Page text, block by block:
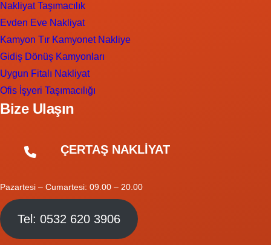
Nakliyat Taşımacılık
Evden Eve Nakliyat
Kamyon Tır Kamyonet Nakliye
Gidiş Dönüş Kamyonları
Uygun Fitalı Nakliyat
Ofis İşyeri Taşımacılığı
Bize Ulaşın
ÇERTAŞ NAKLİYAT
Pazartesi – Cumartesi: 09.00 – 20.00
Tel: 0532 620 3906